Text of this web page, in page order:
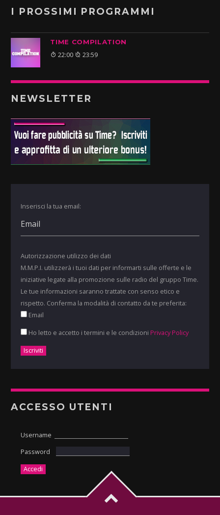
I PROSSIMI PROGRAMMI
TIME COMPILATION
22:00 23:59
NEWSLETTER
Inserisci la tua email:
Autorizzazione utilizzo dei dati
M.M.P.I. utilizzerà i tuoi dati per informarti sulle offerte e le
iniziative legate alla promozione sulle radio del gruppo Time.
Le tue informazioni saranno trattate con senso etico e
rispetto. Conferma la modalità di contatto da te preferita:
Email
Ho letto e accetto i termini e le condizioni Privacy Policy
ACCESSO UTENTI
Username
Password